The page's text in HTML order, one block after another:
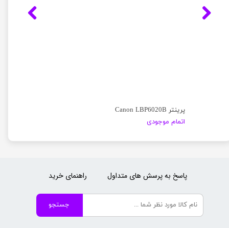
پرینتر Canon LBP6020B
اتمام موجودی
جستجو
راهنمای خرید پاسخ به پرسش های متداول